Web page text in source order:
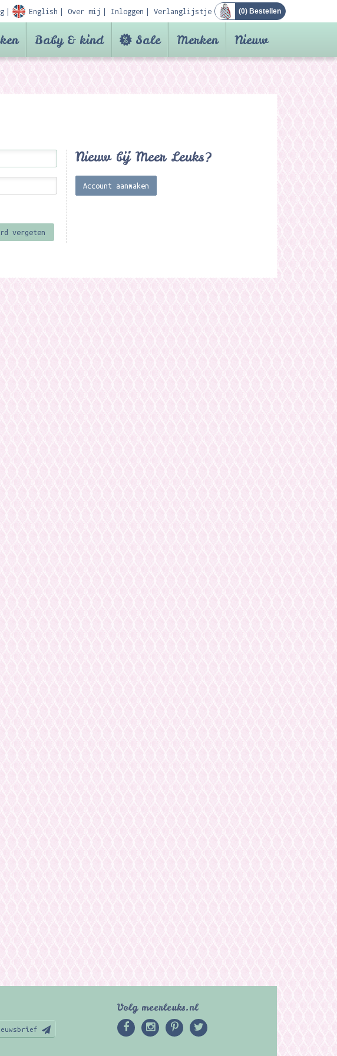
English Over mij Inloggen Verlanglijstje (0) Bestellen
Baby & kind Sale Merken Nieuw
vergeten
Nieuw bij Meer Leuks?
Account aanmaken
Volg meerleuks.nl